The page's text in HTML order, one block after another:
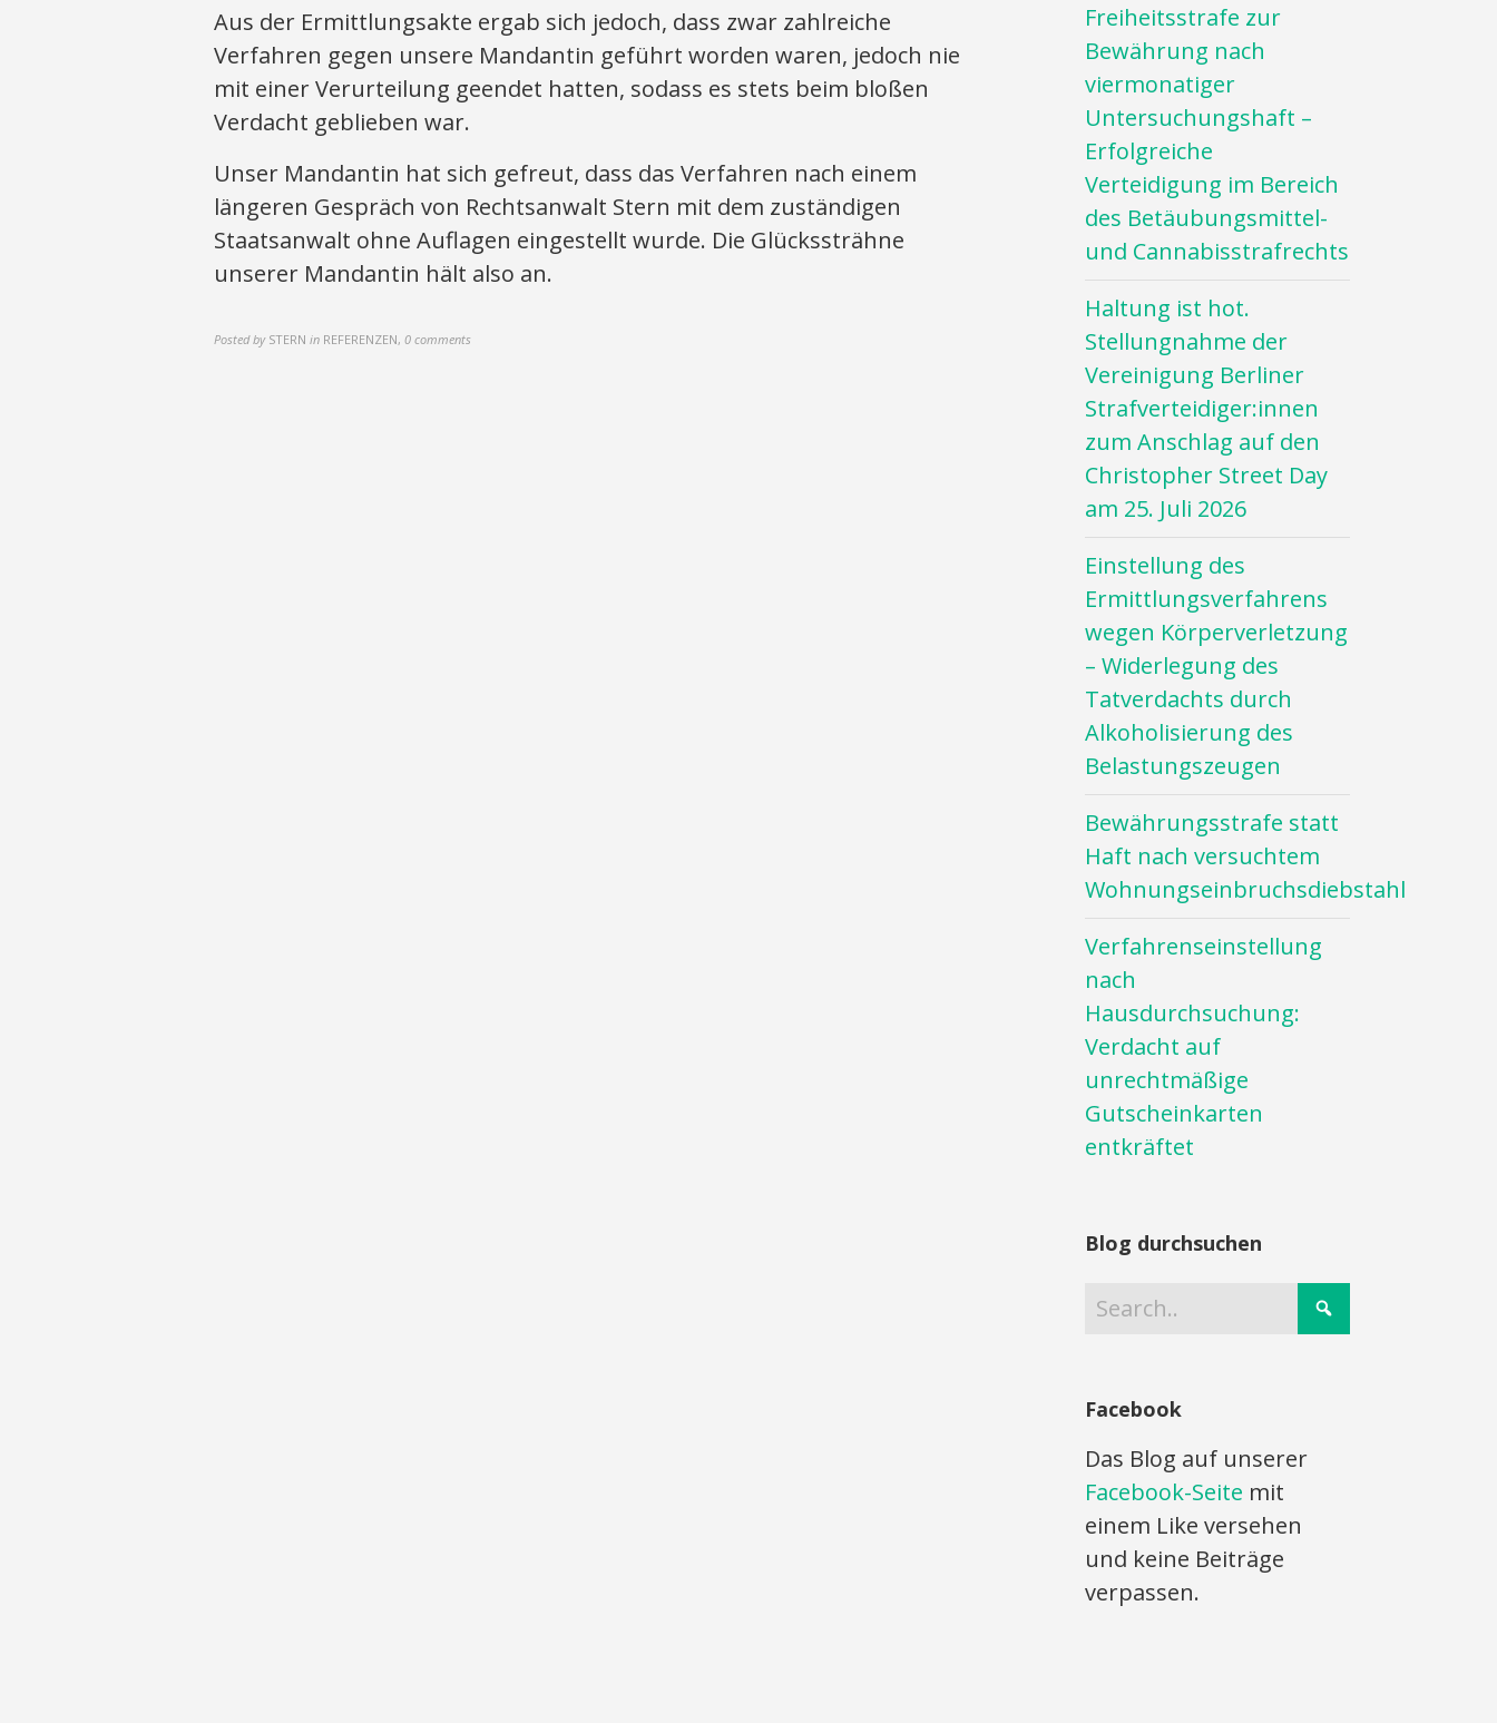
Aus der Ermittlungsakte ergab sich jedoch, dass zwar zahlreiche
Verfahren gegen unsere Mandantin geführt worden waren, jedoch nie
mit einer Verurteilung geendet hatten, sodass es stets beim bloßen
Verdacht geblieben war.
Unser Mandantin hat sich gefreut, dass das Verfahren nach einem
längeren Gespräch von Rechtsanwalt Stern mit dem zuständigen
Staatsanwalt ohne Auflagen eingestellt wurde. Die Glückssträhne
unserer Mandantin hält also an.
Posted by STERN in REFERENZEN, 0 comments
Freiheitsstrafe zur
Bewährung nach
viermonatiger
Untersuchungshaft –
Erfolgreiche
Verteidigung im Bereich
des Betäubungsmittel-
und Cannabisstrafrechts
Haltung ist hot.
Stellungnahme der
Vereinigung Berliner
Strafverteidiger:innen
zum Anschlag auf den
Christopher Street Day
am 25. Juli 2026
Einstellung des
Ermittlungsverfahrens
wegen Körperverletzung
– Widerlegung des
Tatverdachts durch
Alkoholisierung des
Belastungszeugen
Bewährungsstrafe statt
Haft nach versuchtem
Wohnungseinbruchsdiebstahl
Verfahrenseinstellung
nach
Hausdurchsuchung:
Verdacht auf
unrechtmäßige
Gutscheinkarten
entkräftet
Blog durchsuchen
Facebook
Das Blog auf unserer
Facebook-Seite mit
einem Like versehen
und keine Beiträge
verpassen.